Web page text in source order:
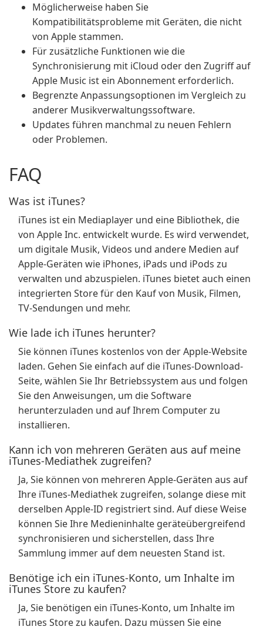
Möglicherweise haben Sie
Kompatibilitätsprobleme mit Geräten, die nicht
von Apple stammen.
Für zusätzliche Funktionen wie die
Synchronisierung mit iCloud oder den Zugriff auf
Apple Music ist ein Abonnement erforderlich.
Begrenzte Anpassungsoptionen im Vergleich zu
anderer Musikverwaltungssoftware.
Updates führen manchmal zu neuen Fehlern
oder Problemen.
FAQ
Was ist iTunes?
iTunes ist ein Mediaplayer und eine Bibliothek, die
von Apple Inc. entwickelt wurde. Es wird verwendet,
um digitale Musik, Videos und andere Medien auf
Apple-Geräten wie iPhones, iPads und iPods zu
verwalten und abzuspielen. iTunes bietet auch einen
integrierten Store für den Kauf von Musik, Filmen,
TV-Sendungen und mehr.
Wie lade ich iTunes herunter?
Sie können iTunes kostenlos von der Apple-Website
laden. Gehen Sie einfach auf die iTunes-Download-
Seite, wählen Sie Ihr Betriebssystem aus und folgen
Sie den Anweisungen, um die Software
herunterzuladen und auf Ihrem Computer zu
installieren.
Kann ich von mehreren Geräten aus auf meine
iTunes-Mediathek zugreifen?
Ja, Sie können von mehreren Apple-Geräten aus auf
Ihre iTunes-Mediathek zugreifen, solange diese mit
derselben Apple-ID registriert sind. Auf diese Weise
können Sie Ihre Medieninhalte geräteübergreifend
synchronisieren und sicherstellen, dass Ihre
Sammlung immer auf dem neuesten Stand ist.
Benötige ich ein iTunes-Konto, um Inhalte im
iTunes Store zu kaufen?
Ja, Sie benötigen ein iTunes-Konto, um Inhalte im
iTunes Store zu kaufen. Dazu müssen Sie eine